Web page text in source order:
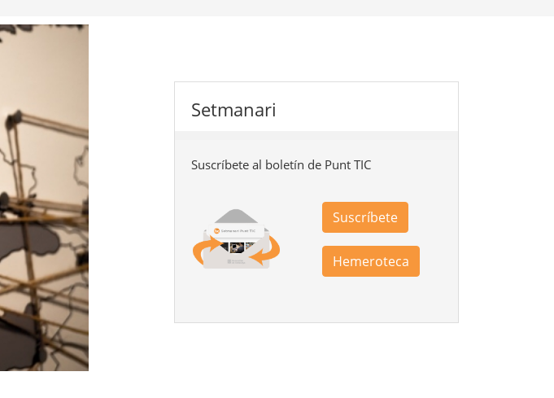
Setmanari
Suscríbete al boletín de Punt TIC
Suscríbete
Hemeroteca